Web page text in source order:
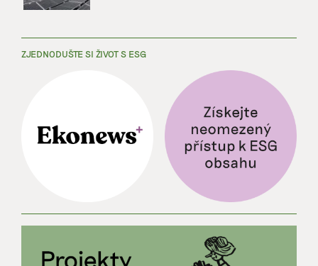
ZJEDNODUŠTE SI ŽIVOT S ESG